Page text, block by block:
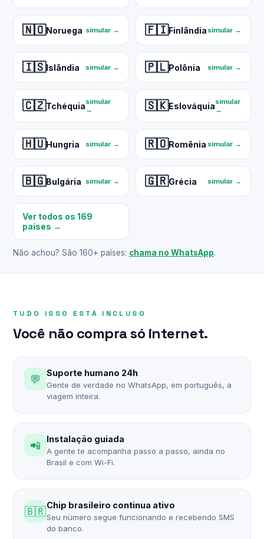
🇳🇴Noruega simular → 🇫🇮Finlândia simular →
🇮🇸Islândia simular → 🇵🇱Polônia simular →
🇨🇿Tchéquiasimular
→
🇸🇰Eslováquiasimular
→
🇭🇺Hungria simular → 🇷🇴Romênia simular →
🇧🇬Bulgária simular → 🇬🇷Grécia simular →
Ver todos os 169
países →
Não achou? São 160+ países: chama no WhatsApp.
TUDO ISSO ESTÁ INCLUSO
Você não compra só internet.
💬 Suporte humano 24h
Gente de verdade no WhatsApp, em português, a
viagem inteira.
📲 Instalação guiada
A gente te acompanha passo a passo, ainda no
Brasil e com Wi-Fi.
🇧🇷Chip brasileiro continua ativo
Seu número segue funcionando e recebendo SMS
do banco.